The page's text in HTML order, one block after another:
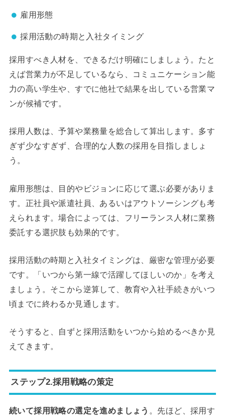
雇用形態
採用活動の時期と入社タイミング
採用すべき人材を、できるだけ明確にしましょう。たと
えば営業力が不足しているなら、コミュニケーション能
力の高い学生や、すでに他社で結果を出している営業マ
ンが候補です。
採用人数は、予算や業務量を総合して算出します。多す
ぎず少なすぎず、合理的な人数の採用を目指しましょ
う。
雇用形態は、目的やビジョンに応じて選ぶ必要がありま
す。正社員や派遣社員、あるいはアウトソーシングも考
えられます。場合によっては、フリーランス人材に業務
委託する選択肢も効果的です。
採用活動の時期と入社タイミングは、厳密な管理が必要
です。「いつから第一線で活躍してほしいのか」を考え
ましょう。そこから逆算して、教育や入社手続きがいつ
頃までに終わるか見通します。
そうすると、自ずと採用活動をいつから始めるべきか見
えてきます。
ステップ2.採用戦略の策定
続いて採用戦略の選定を進めましょう 。先ほど、採用す